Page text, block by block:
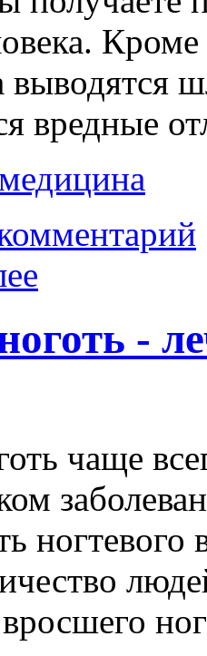
выводятся
вредные
-
чаще
ногтевого